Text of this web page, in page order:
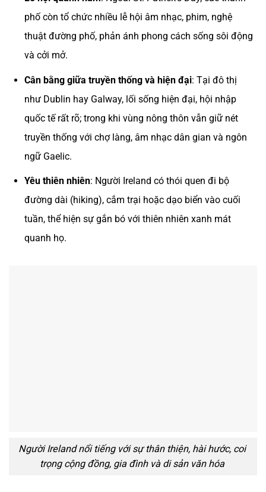
phố còn tổ chức nhiều lễ hội âm nhạc, phim, nghệ
thuật đường phố, phản ánh phong cách sống sôi động
và cởi mở.
Cân bằng giữa truyền thống và hiện đại: Tại đô thị
như Dublin hay Galway, lối sống hiện đại, hội nhập
quốc tế rất rõ; trong khi vùng nông thôn vẫn giữ nét
truyền thống với chợ làng, âm nhạc dân gian và ngôn
ngữ Gaelic.
Yêu thiên nhiên: Người Ireland có thói quen đi bộ
đường dài (hiking), cắm trại hoặc dạo biển vào cuối
tuần, thể hiện sự gắn bó với thiên nhiên xanh mát
quanh họ.
Người Ireland nổi tiếng với sự thân thiện, hài hước, coi
trọng cộng đồng, gia đình và di sản văn hóa